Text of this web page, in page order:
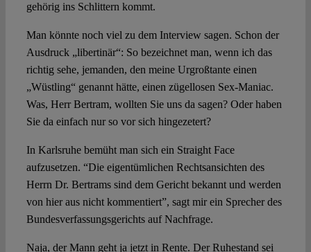
gehörig ins Schlittern kommt.
Man könnte noch viel zu dem Interview sagen. Schon der
Ausdruck „libertinär“: So bezeichnet man, wenn ich das
richtig sehe, jemanden, den meine Urgroßtante einen
„Wüstling“ genannt hätte, einen zügellosen Sex-Maniac.
Was, Herr Bertram, wollten Sie uns da sagen? Oder haben
Sie da einfach nur so vor sich hingezetert?
In Karlsruhe bemüht man sich ein Straight Face
aufzusetzen. “Die eigentümlichen Rechtsansichten des
Herrn Dr. Bertrams sind dem Gericht bekannt und werden
von hier aus nicht kommentiert”, sagt mir ein Sprecher des
Bundesverfassungsgerichts auf Nachfrage.
Naja, der Mann geht ja jetzt in Rente. Der Ruhestand sei